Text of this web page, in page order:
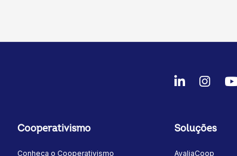
LinkedIn
Cooperativismo
Conheça o Cooperativismo
Soluções
AvaliaCoop